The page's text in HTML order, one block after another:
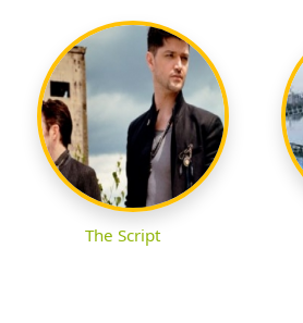
The Script